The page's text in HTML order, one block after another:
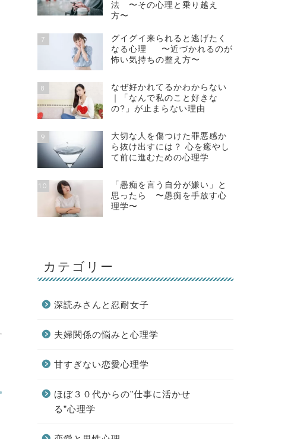
法 〜その心理と乗り越え
方〜
7
グイグイ来られると逃げたく
なる心理 〜近づかれるのが
怖い気持ちの整え方〜
8
なぜ好かれてるかわからない
｜「なんで私のこと好きな
の?」が止まらない理由
9
大切な人を傷つけた罪悪感か
ら抜け出すには？ 心を癒やし
て前に進むための心理学
10
「愚痴を言う自分が嫌い」と
思ったら 〜愚痴を手放す心
理学〜
カテゴリー
深読みさんと忍耐女子
夫婦関係の悩みと心理学
甘すぎない恋愛心理学
ほぼ３０代からの”仕事に活かせ
る”心理学